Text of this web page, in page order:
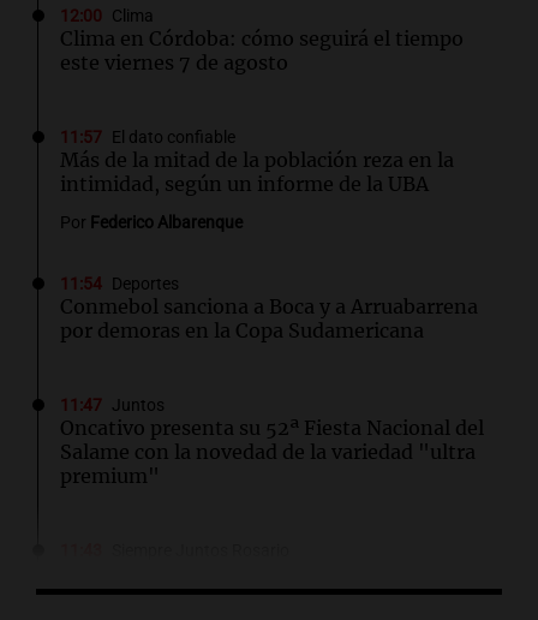
12:00 Clima
Clima en Córdoba: cómo seguirá el tiempo
este viernes 7 de agosto
11:57 El dato confiable
Más de la mitad de la población reza en la
intimidad, según un informe de la UBA
Por Federico Albarenque
11:54 Deportes
Conmebol sanciona a Boca y a Arruabarrena
por demoras en la Copa Sudamericana
11:47 Juntos
Oncativo presenta su 52ª Fiesta Nacional del
Salame con la novedad de la variedad "ultra
premium"
reclamo del Kennel Club por los criaderos de